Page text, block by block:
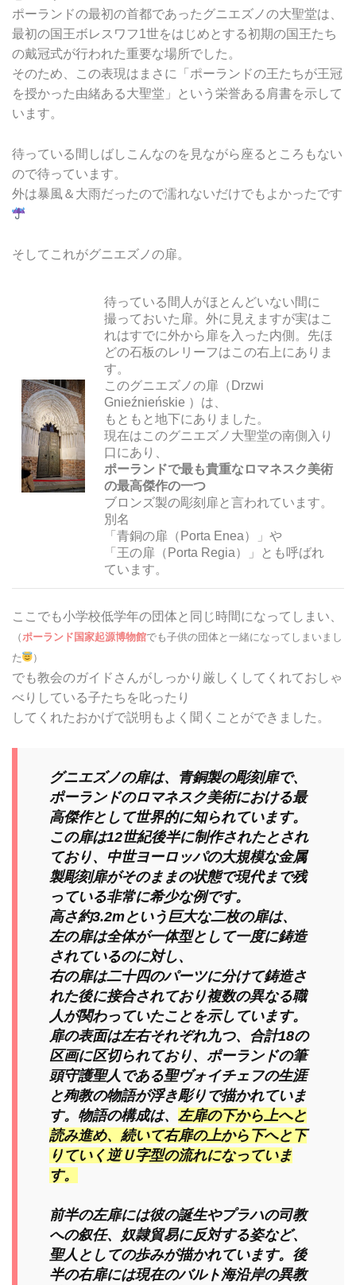
ポーランドの最初の首都であったグニエズノの大聖堂は、
最初の国王ボレスワフ1世をはじめとする初期の国王たち
の戴冠式が行われた重要な場所でした。
そのため、この表現はまさに「ポーランドの王たちが王冠
を授かった由緒ある大聖堂」という栄誉ある肩書を示して
います。
待っている間しばしこんなのを見ながら座るところもない
ので待っています。
外は暴風＆大雨だったので濡れないだけでもよかったです
そしてこれがグニエズノの扉。
待っている間人がほとんどいない間に
撮っておいた扉。 外に見えますが実はこ
れはすでに外から扉を入った内側。先ほ
どの石板のレリーフはこの右上にありま
す。
このグニエズノの扉（Drzwi
Gnieźnieńskie ）は、
もともと地下にありました。
現在はこのグニエズノ大聖堂の南側入り
口にあり、
ポーランドで最も貴重なロマネスク美術
の最高傑作の一つ
ブロンズ製の彫刻扉と言われています。
別名
「青銅の扉（Porta Enea）」や
「王の扉（Porta Regia）」とも呼ばれ
ています。
ここでも小学校低学年の団体と同じ時間になってしまい、
（ポーランド国家起源博物館でも子供の団体と一緒になってしまいまし
た
）
でも教会のガイドさんがしっかり厳しくしてくれておしゃ
べりしている子たちを叱ったり
してくれたおかげで説明もよく聞くことができました。
グニエズノの扉は、青銅製の彫刻扉で、
ポーランドのロマネスク美術における最
高傑作として世界的に知られています。
この扉は12世紀後半に制作されたとされ
ており、中世ヨーロッパの大規模な金属
製彫刻扉がそのままの状態で現代まで残
っている非常に希少な例です。
高さ約3.2mという巨大な二枚の扉は、
左の扉は全体が一体型として一度に鋳造
されているのに対し、
右の扉は二十四のパーツに分けて鋳造さ
れた後に接合されており複数の異なる職
人が関わっていたことを示しています。
扉の表面は左右それぞれ九つ、合計18の
区画に区切られており、ポーランドの筆
頭守護聖人である聖ヴォイチェフの生涯
と殉教の物語が浮き彫りで描かれていま
す。物語の構成は、 左扉の下から上へと
読み進め、続いて右扉の上から下へと下
りていく逆Ｕ字型の流れになっていま
す。
前半の左扉には彼の誕生やプラハの司教
への叙任、奴隷貿易に反対する姿など、
聖人としての歩みが描かれています。後
半の右扉には現在のバルト海沿岸の異教